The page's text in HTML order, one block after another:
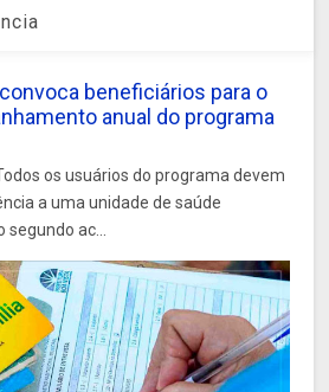
beneficiários para o
anual do programa
os usuários do programa devem
a uma unidade de saúde
ac...